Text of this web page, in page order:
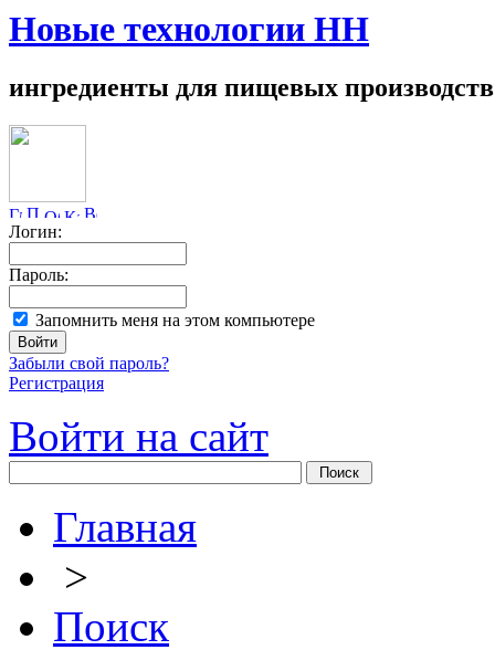
Новые технологии НН
ингредиенты для пищевых производств
Логин:
Пароль:
Запомнить меня на этом компьютере
Забыли свой пароль?
Регистрация
Войти на сайт
Главная
>
Поиск